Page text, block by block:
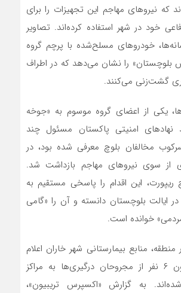
که نیروهای مهاجم این تجهیزات را برای
خود در شهر استفاده کرده‌اند. تصاویر
خودروهای مسلح‌شده با پرچم گروه
بلوچستان» را نشان می‌دهد که در اطراف
گشت‌زنی می‌کنند.
یکی از اعضای گروه موسوم به «جوخه
امنیتی پاکستان مسئول چند
مخالفان بلوچ معرفی شده بود، در
از سوی نیروهای مهاجم بازداشت شد.
این اقدام را پاسخی مستقیم به
ایالت بلوچستان دانسته و آن را «گامی
خوانده است.
منطقه، منابع بیمارستانی شهر خاران اعلام
کرده‌اند که تاکنون ۶ نفر از مجروحان درگیری‌ها به مراکز
به گزارش «اکسپرس تریبیون»،